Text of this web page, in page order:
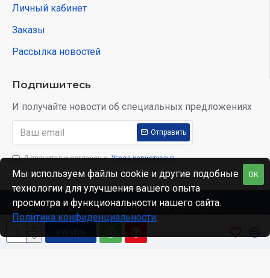
КУПИТЬ
Личный кабинет
Заказы
Рассылка новостей
Подпишитесь
И получайте новости об специальных предложениях
Отправить
Я прочитал и согласен с Угода користувача
© Интернет-магазин www.skidka.ua, 2012-2025.
OK
Мы используем файлы cookie и другие подобные
технологии для улучшения вашего опыта
просмотра и функциональности нашего сайта.
Политика конфиденциальности.